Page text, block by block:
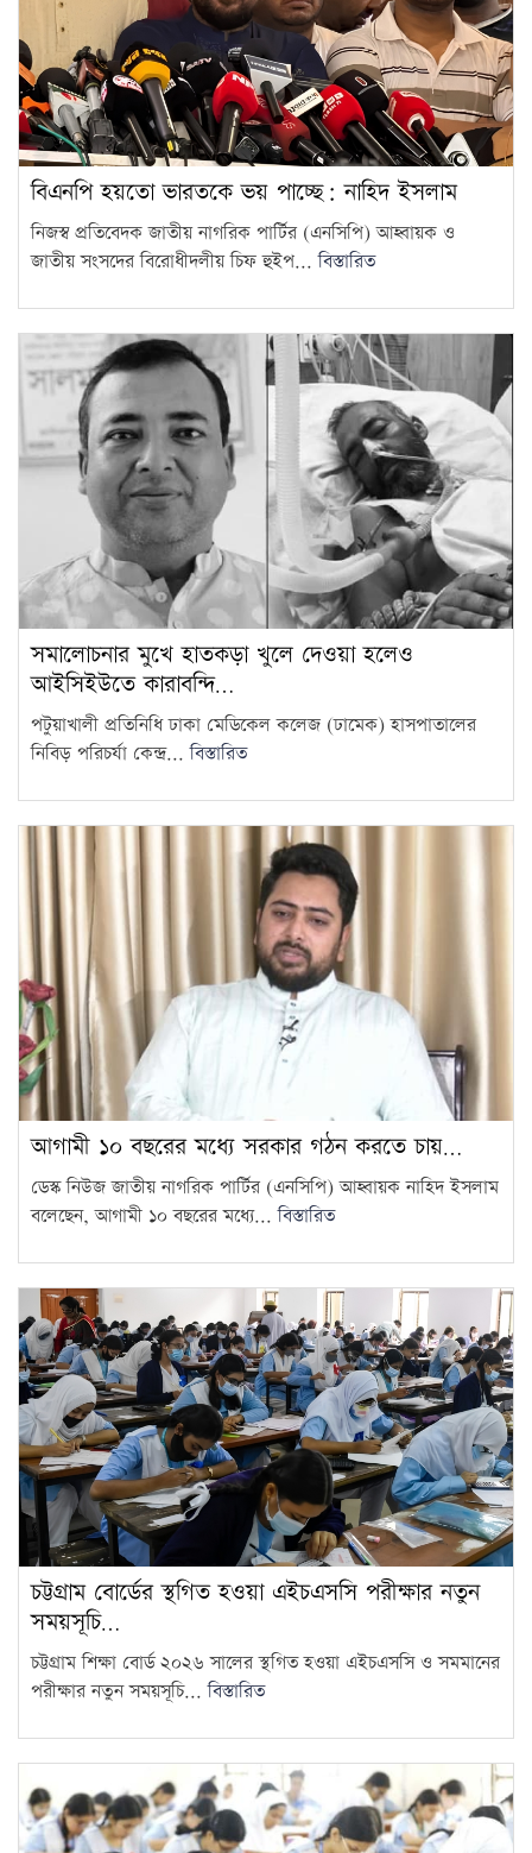
বিএনপি হয়তো ভারতকে ভয় পাচ্ছে: নাহিদ ইসলাম
নিজস্ব প্রতিবেদক জাতীয় নাগরিক পার্টির (এনসিপি) আহ্বায়ক ও
জাতীয় সংসদের বিরোধীদলীয় চিফ হুইপ...বিস্তারিত
সমালোচনার মুখে হাতকড়া খুলে দেওয়া হলেও
আইসিইউতে কারাবন্দি…
পটুয়াখালী প্রতিনিধি ঢাকা মেডিকেল কলেজ (ঢামেক) হাসপাতালের
নিবিড় পরিচর্যা কেন্দ্র...বিস্তারিত
আগামী ১০ বছরের মধ্যে সরকার গঠন করতে চায়…
ডেস্ক নিউজ জাতীয় নাগরিক পার্টির (এনসিপি) আহ্বায়ক নাহিদ ইসলাম
বলেছেন, আগামী ১০ বছরের মধ্যে...বিস্তারিত
চট্টগ্রাম বোর্ডের স্থগিত হওয়া এইচএসসি পরীক্ষার নতুন
সময়সূচি…
চট্টগ্রাম শিক্ষা বোর্ড ২০২৬ সালের স্থগিত হওয়া এইচএসসি ও সমমানের
পরীক্ষার নতুন সময়সূচি...বিস্তারিত